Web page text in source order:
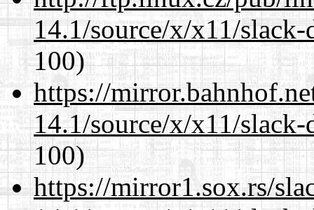
14.1/source/x/x11/
100)
https://
14.1/source/x/x11/
100)
https://mirror1.sox.rs/